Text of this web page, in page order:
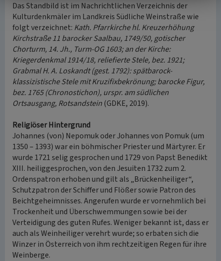
Das Standbild ist im Nachrichtlichen Verzeichnis der
Kulturdenkmäler im Landkreis Südliche Weinstraße wie
folgt verzeichnet: Kath. Pfarrkirche hl. Kreuzerhöhung
Kirchstraße 11 barocker Saalbau, 1749/50, gotischer
Chorturm, 14. Jh., Turm-OG 1603; an der Kirche:
Kriegerdenkmal 1914/18, reliefierte Stele, bez. 1921;
Grabmal H. A. Loskandt (gest. 1792): spätbarock-
klassizistische Stele mit Kruzifixbekrönung; barocke Figur,
bez. 1765 (Chronostichon), urspr. am südlichen
Ortsausgang, Rotsandstein(GDKE, 2019).
Religiöser Hintergrund
Johannes (von) Nepomuk oder Johannes von Pomuk (um
1350 – 1393) war ein böhmischer Priester und Märtyrer. Er
wurde 1721 selig gesprochen und 1729 von Papst Benedikt
XIII. heiliggesprochen, von den Jesuiten 1732 zum 2.
Ordenspatron erhoben und gilt als „Brückenheiliger“,
Schutzpatron der Schiffer und Flößer sowie Patron des
Beichtgeheimnisses. Angerufen wurde er vornehmlich bei
Trockenheit und Überschwemmungen sowie bei der
Verteidigung des guten Rufes. Weniger bekannt ist, dass er
auch als Weinheiliger verehrt wurde; so erbaten sich die
Winzer in Österreich von ihm rechtzeitigen Regen für ihre
Weinberge.